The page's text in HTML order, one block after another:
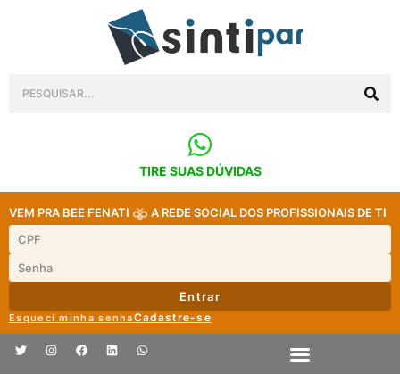
TIRE SUAS DÚVIDAS
VEM PRA BEE FENATI A REDE SOCIAL DOS PROFISSIONAIS DE TI
Entrar
Esqueci minha senhaCadastre-se